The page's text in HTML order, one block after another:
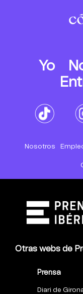
Yo
Nosotros
Otras webs de
Prensa
Diari de